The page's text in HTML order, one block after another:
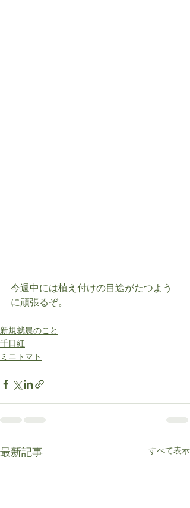
今週中には植え付けの目途がたつよう
に頑張るぞ。
新規就農のこと
千日紅
ミニトマト
最新記事 すべて表示